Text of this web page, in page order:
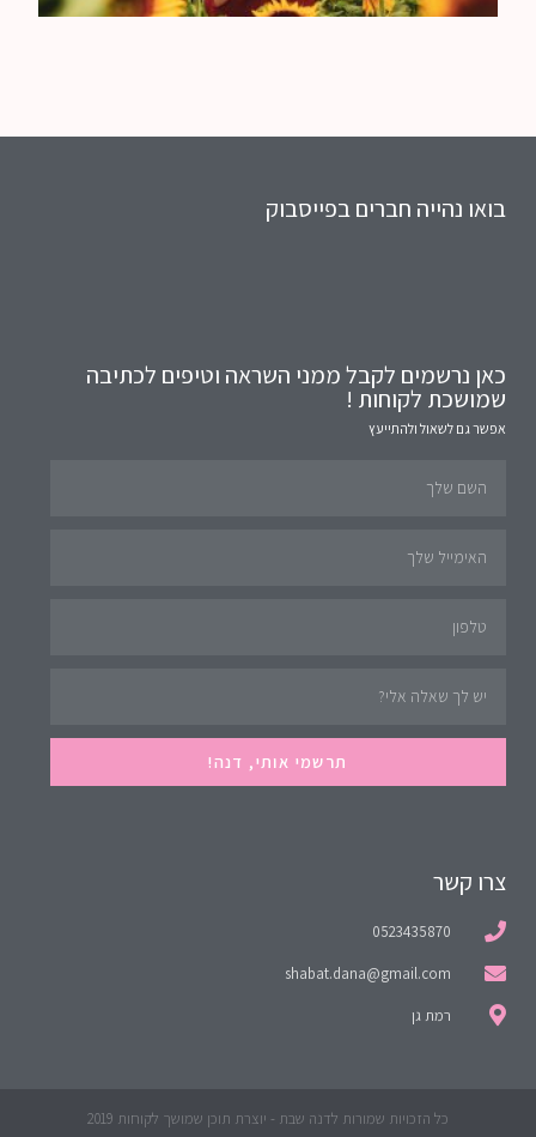
בואו נהייה חברים בפייסבוק
כאן נרשמים לקבל ממני השראה וטיפים לכתיבה
שמושכת לקוחות !
אפשר גם לשאול ולהתייעץ
תרשמי אותי, דנה!
צרו קשר
0523435870
shabat.dana@gmail.com
רמת גן
כל הזכויות שמורות לדנה שבת - יוצרת תוכן שמושך לקוחות 2019